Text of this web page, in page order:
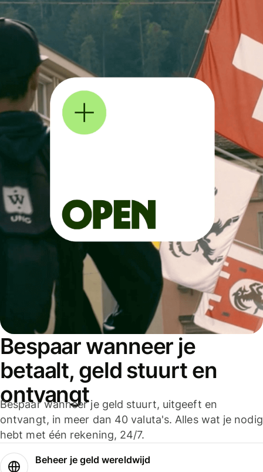
Bespaar wanneer je
betaalt, geld stuurt en
ontvangt
Bespaar wanneer je geld stuurt, uitgeeft en
ontvangt, in meer dan 40 valuta's. Alles wat je nodig
hebt met één rekening, 24/7.
Beheer je geld wereldwijd